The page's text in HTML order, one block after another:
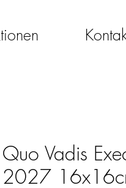
Quo Vadis
2027